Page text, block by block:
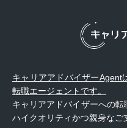
キャリアアドバイザーAgent
転職エージェントです。
キャリアアドバイザーへの転
ハイクオリティかつ親身なご